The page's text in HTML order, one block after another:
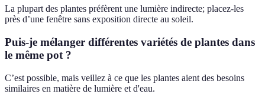
La plupart des plantes préfèrent une lumière indirecte; placez-les
près d’une fenêtre sans exposition directe au soleil.
Puis-je mélanger différentes variétés de plantes dans
le même pot ?
C’est possible, mais veillez à ce que les plantes aient des besoins
similaires en matière de lumière et d'eau.